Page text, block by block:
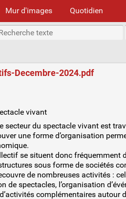
Mur d'images Quotidien
Decembre-2024.pdf
vivant
secteur du spectacle vivant est
une forme d’organisation
se situent donc
sous forme de sociétés
de nombreuses activités :
spectacles, l’organisation
complémentaires